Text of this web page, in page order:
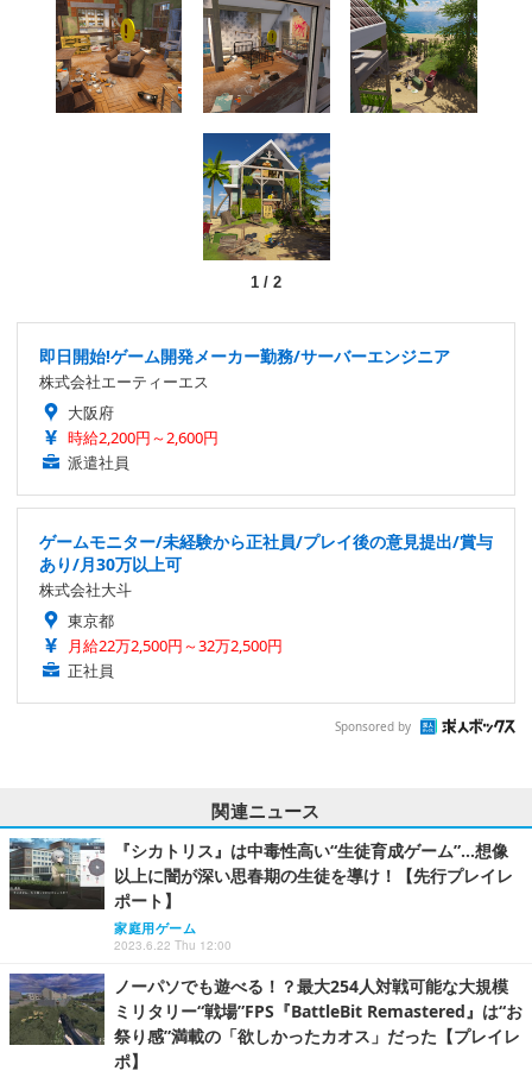
1/ 2
即日開始!ゲーム開発メーカー勤務/サーバーエンジニア
株式会社エーティーエス
大阪府
時給2,200円～2,600円
派遣社員
ゲームモニター/未経験から正社員/プレイ後の意見提出/賞与
あり/月30万以上可
株式会社大斗
東京都
月給22万2,500円～32万2,500円
正社員
Sponsored by
関連ニュース
『シカトリス』は中毒性高い“生徒育成ゲーム”…想像
以上に闇が深い思春期の生徒を導け！【先行プレイレ
ポート】
家庭用ゲーム
2023.6.22 Thu 12:00
ノーパソでも遊べる！？最大254人対戦可能な大規模
ミリタリー“戦場”FPS『BattleBit Remastered』は“お
祭り感”満載の「欲しかったカオス」だった【プレイレ
ポ】